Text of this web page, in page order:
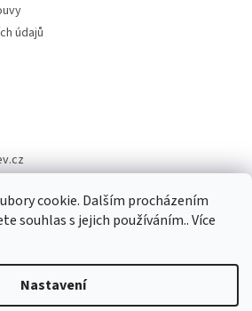
cookie. Dalším procházením
souhlas s jejich používáním.. Více
Nastavení
údajů
Vytvořil Shoptet